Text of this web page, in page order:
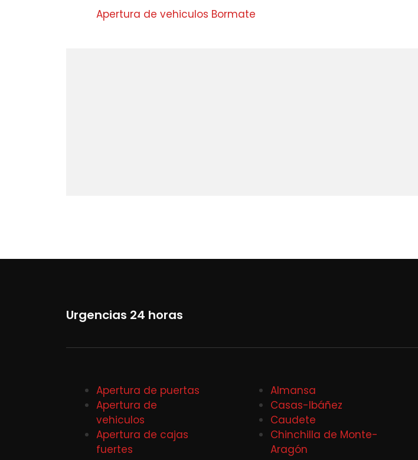
Apertura de vehiculos Bormate
Urgencias 24 horas
Apertura de puertas
Apertura de
vehiculos
Apertura de cajas
fuertes
Almansa
Casas-Ibáñez
Caudete
Chinchilla de Monte-
Aragón